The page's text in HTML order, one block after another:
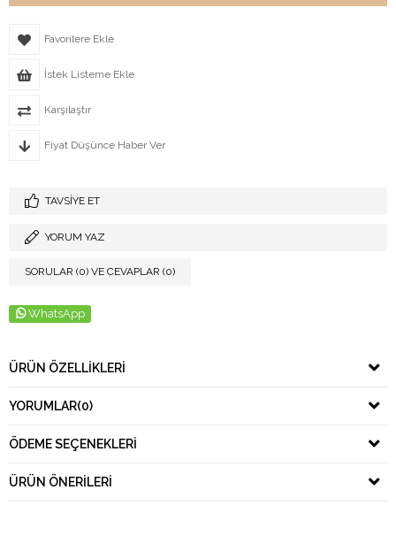
Favorilere Ekle
İstek Listeme Ekle
Karşılaştır
Fiyat Düşünce Haber Ver
TAVSIYE ET
YORUM YAZ
SORULAR (0) VE CEVAPLAR (0)
WhatsApp
ÜRÜN ÖZELLIKLERI
YORUMLAR(0)
ÖDEME SEÇENEKLERI
ÜRÜN ÖNERILERI